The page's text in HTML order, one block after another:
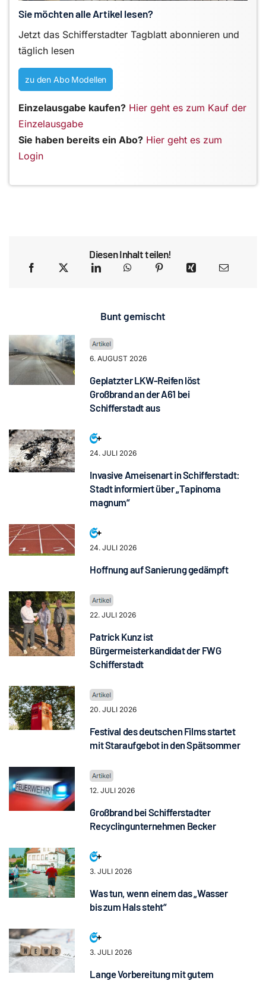
Sie möchten alle Artikel lesen?
Jetzt das Schifferstadter Tagblatt abonnieren und
täglich lesen
zu den Abo Modellen
Einzelausgabe kaufen? Hier geht es zum Kauf der
Einzelausgabe
Sie haben bereits ein Abo? Hier geht es zum
Login
Diesen Inhalt teilen!
Bunt gemischt
6. AUGUST 2026
Geplatzter LKW-Reifen löst
Großbrand an der A61 bei
Schifferstadt aus
24. JULI 2026
Invasive Ameisenart in Schifferstadt:
Stadt informiert über „Tapinoma
magnum“
24. JULI 2026
Hoffnung auf Sanierung gedämpft
22. JULI 2026
Patrick Kunz ist
Bürgermeisterkandidat der FWG
Schifferstadt
20. JULI 2026
Festival des deutschen Films startet
mit Staraufgebot in den Spätsommer
12. JULI 2026
Großbrand bei Schifferstadter
Recyclingunternehmen Becker
3. JULI 2026
Was tun, wenn einem das „Wasser
bis zum Hals steht“
3. JULI 2026
Lange Vorbereitung mit gutem